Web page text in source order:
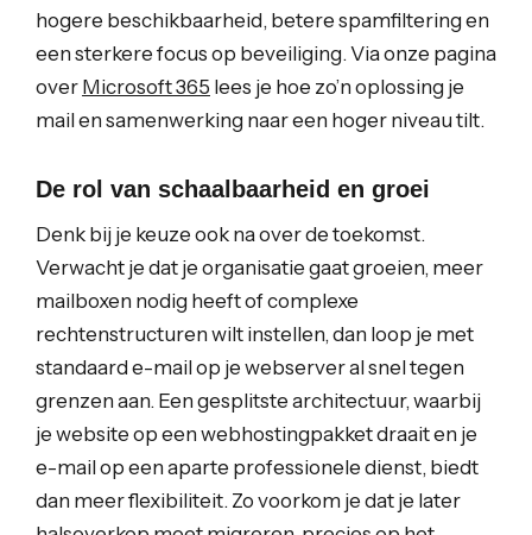
hogere beschikbaarheid, betere spamfiltering en
een sterkere focus op beveiliging. Via onze pagina
over Microsoft 365 lees je hoe zo’n oplossing je
mail en samenwerking naar een hoger niveau tilt.
De rol van schaalbaarheid en groei
Denk bij je keuze ook na over de toekomst.
Verwacht je dat je organisatie gaat groeien, meer
mailboxen nodig heeft of complexe
rechtenstructuren wilt instellen, dan loop je met
standaard e-mail op je webserver al snel tegen
grenzen aan. Een gesplitste architectuur, waarbij
je website op een webhostingpakket draait en je
e-mail op een aparte professionele dienst, biedt
dan meer flexibiliteit. Zo voorkom je dat je later